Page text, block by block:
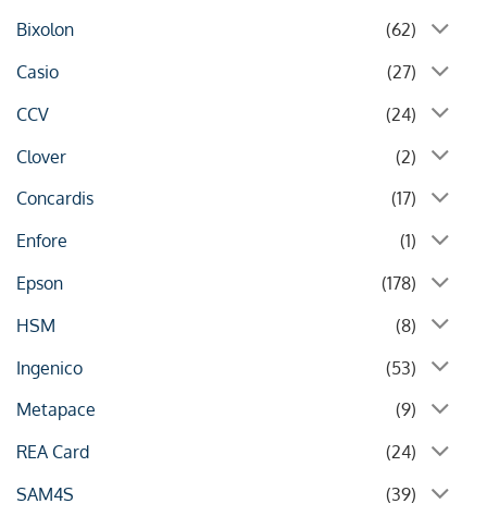
Bixolon
(62)
Casio
(27)
CCV
(24)
Clover
(2)
Concardis
(17)
Enfore
(1)
Epson
(178)
HSM
(8)
Ingenico
(53)
Metapace
(9)
REA Card
(24)
SAM4S
(39)